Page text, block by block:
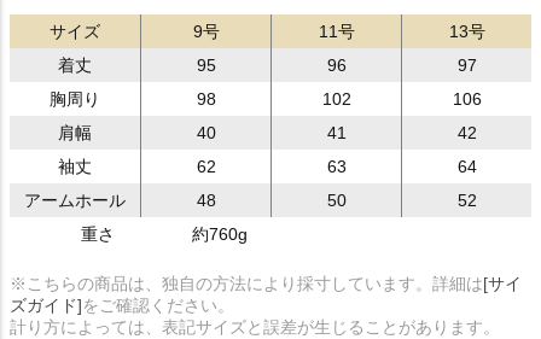
サイズ 9号 11号
13号
着丈
95 96
97
胸周り
98 102
106
肩幅
40 41
42
袖丈
62 63
64
アームホール
48 50
52
重さ
約760g
※こちらの商品は、独自の方法により採寸しています。詳細は[サイ
ズガイド]をご確認ください。
計り方によっては、表記サイズと誤差が生じることがあります。